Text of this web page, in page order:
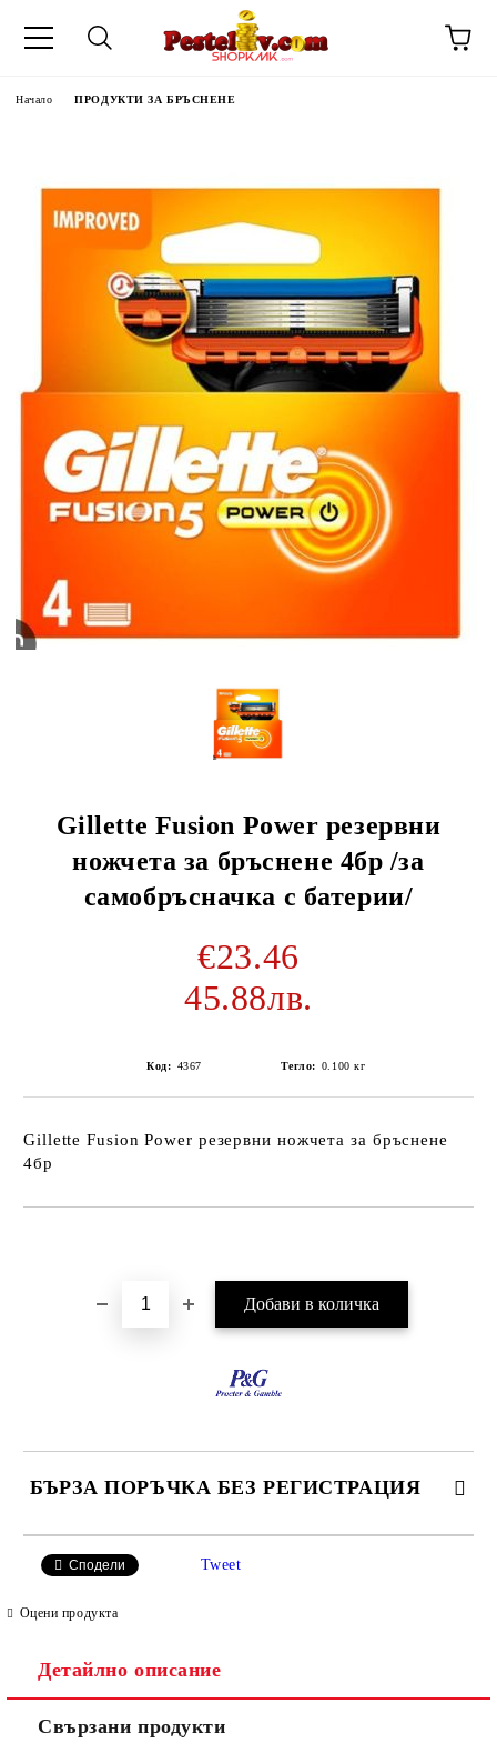
НА
Начало ПРОДУКТИ ЗА БРЪСНЕНЕ
Gillette Fusion Power резервни
ножчета за бръснене 4бр /за
самобръсначка с батерии/
€23.46
45.88лв.
Код: 4367 Тегло: 0.100 кг
Gillette Fusion Power резервни ножчета за бръснене
4бр
БЪРЗА ПОРЪЧКА БЕЗ РЕГИСТРАЦИЯ
Ние ще се свържем с вас в рамките на работния ден.
Сподели Tweet
Оцени продукта
Детайлно описание
Свързани продукти